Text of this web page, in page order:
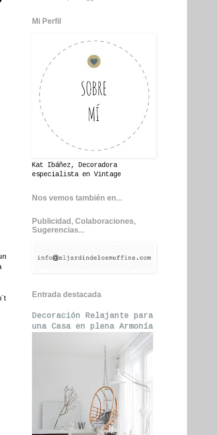
Mi Perfil
Kat Ibáñez, Decoradora
especialista en Vintage
Nos vemos también en...
Publicidad, Colaboraciones,
Sugerencias...
Entrada destacada
Decoración Relajante para
una Casa en plena Armonía